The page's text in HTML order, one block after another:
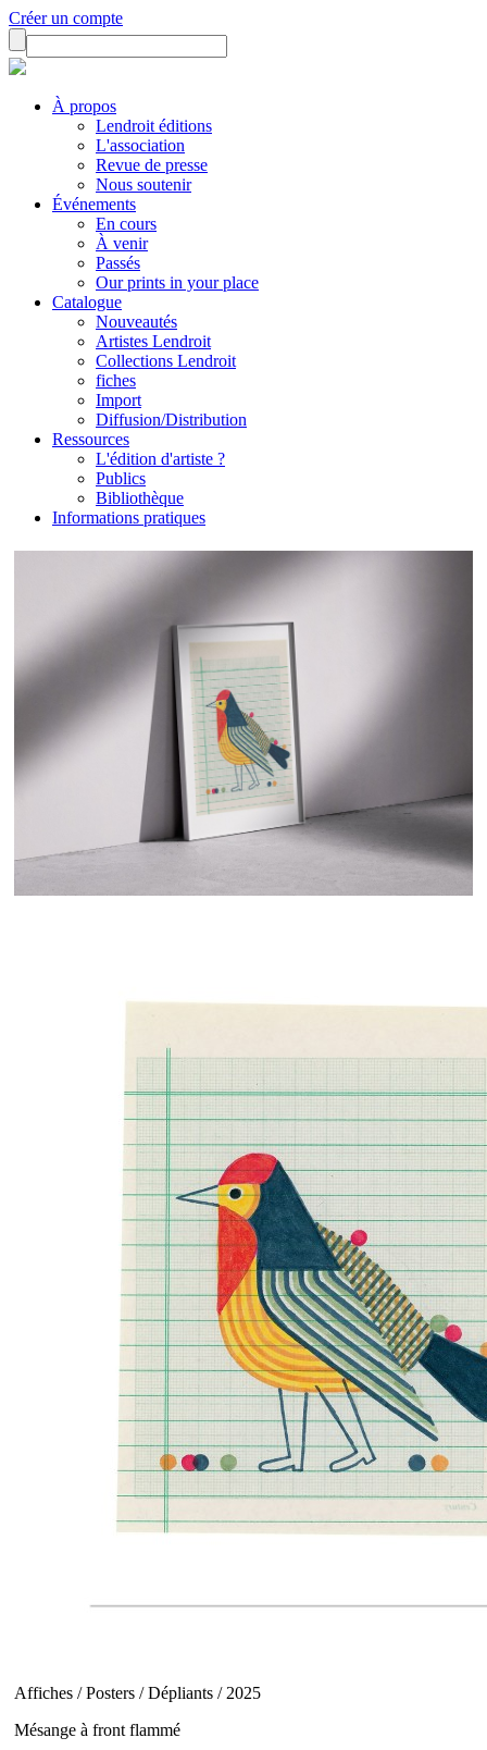
Créer un compte
À propos
Lendroit éditions
L'association
Revue de presse
Nous soutenir
Événements
En cours
À venir
Passés
Our prints in your place
Catalogue
Nouveautés
Artistes Lendroit
Collections Lendroit
fiches
Import
Diffusion/Distribution
Ressources
L'édition d'artiste ?
Publics
Bibliothèque
Informations pratiques
Affiches / Posters / Dépliants / 2025
Mésange à front flammé